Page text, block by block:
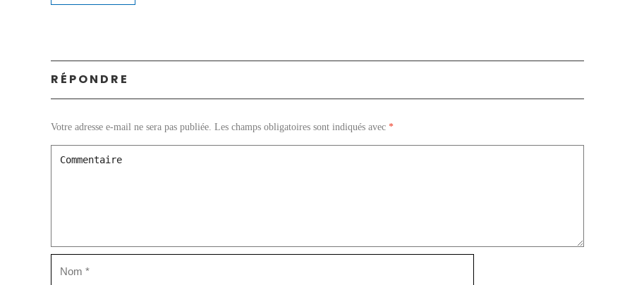
RÉPONDRE
Votre adresse e-mail ne sera pas publiée. Les champs obligatoires sont indiqués avec *